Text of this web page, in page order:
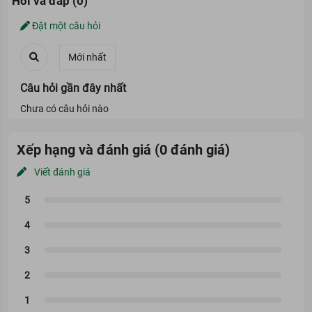
Đặt một câu hỏi
Câu hỏi gần đây nhất
Chưa có câu hỏi nào
Xếp hạng và đánh giá (0 đánh giá)
Viết đánh giá